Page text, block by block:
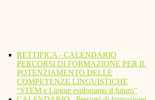
RETTIFICA - CALENDARIO
PERCORSI DI FORMAZIONE PER IL
POTENZIAMENTO DELLE
COMPETENZE LINGUISTICHE
“STEM e Lingue esploriamo il futuro”